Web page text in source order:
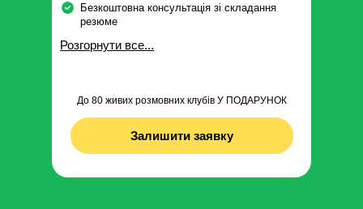
Безкоштовна консультація зі складання
резюме
До 80 живих розмовних клубів У ПОДАРУНОК
Залишити заявку
Розгорнути все...